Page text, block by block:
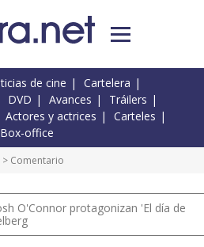
de cine
Cartelera
DVD Avances
Tráilers
Actores y actrices
Carteles
Box-office
> Comentario
O'Connor protagonizan 'El día de